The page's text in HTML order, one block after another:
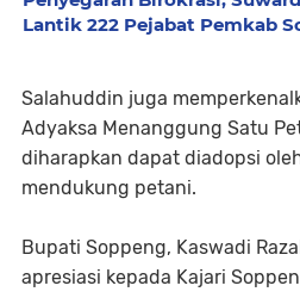
Lantik 222 Pejabat Pemkab
Salahuddin juga
Adyaksa Menanggung Satu
diharapkan dapat diadopsi
mendukung petani.
Bupati Soppeng, Kaswadi
apresiasi kepada Kajari